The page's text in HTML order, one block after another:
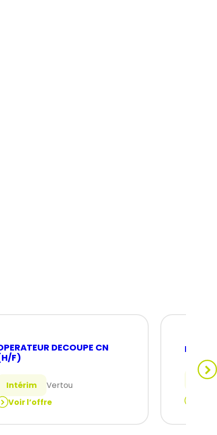
DECOUPE CN
F)
Intérim
Vertou
Voir l’offre
: